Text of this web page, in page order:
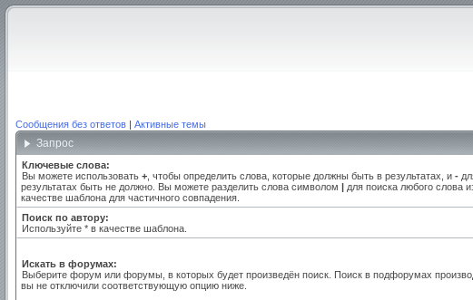
Сообщения без ответов | Активные темы
Запрос
Ключевые слова:
Вы можете использовать + , чтобы определить слова, которые должны быть в результатах, и -
результатах быть не должно. Вы можете разделить слова символом | для поиска любого слова
качестве шаблона для частичного совпадения.
Поиск по автору:
Используйте * в качестве шаблона.
Искать в форумах:
Выберите форум или форумы, в которых будет произведён поиск. Поиск в подфорумах
вы не отключили соответствующую опцию ниже.